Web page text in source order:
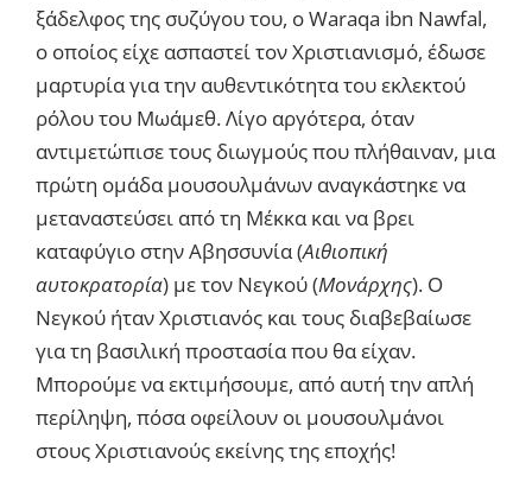
ξάδελφος της συζύγου του, ο Waraqa ibn Nawfal,
ο οποίος είχε ασπαστεί τον Χριστιανισμό, έδωσε
μαρτυρία για την αυθεντικότητα του εκλεκτού
ρόλου του Μωάμεθ. Λίγο αργότερα, όταν
αντιμετώπισε τους διωγμούς που πλήθαιναν, μια
πρώτη ομάδα μουσουλμάνων αναγκάστηκε να
μεταναστεύσει από τη Μέκκα και να βρει
καταφύγιο στην Αβησσυνία (Αιθιοπική
αυτοκρατορία) με τον Νεγκού (Μονάρχης). Ο
Νεγκού ήταν Χριστιανός και τους διαβεβαίωσε
για τη βασιλική προστασία που θα είχαν.
Μπορούμε να εκτιμήσουμε, από αυτή την απλή
περίληψη, πόσα οφείλουν οι μουσουλμάνοι
στους Χριστιανούς εκείνης της εποχής!